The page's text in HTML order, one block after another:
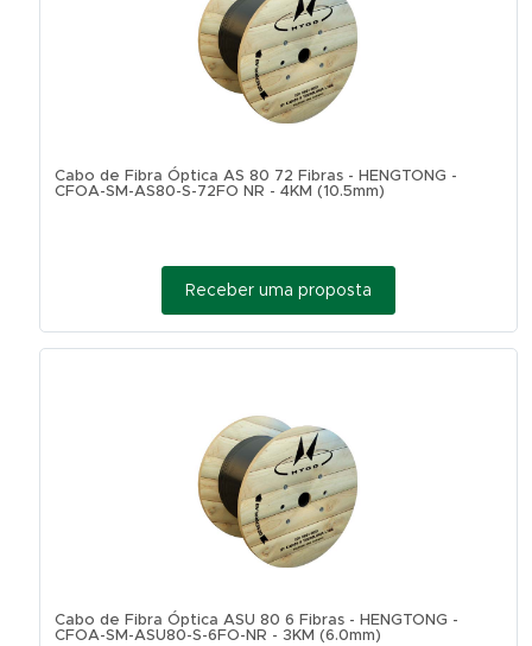
Cabo de Fibra Óptica AS 80 72 Fibras - HENGTONG -
CFOA-SM-AS80-S-72FO NR - 4KM (10.5mm)
Receber uma proposta
Cabo de Fibra Óptica ASU 80 6 Fibras - HENGTONG -
CFOA-SM-ASU80-S-6FO-NR - 3KM (6.0mm)